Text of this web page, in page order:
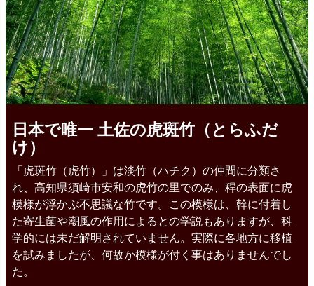
日本で唯一 土佐の虎斑竹（とらふだ
け）
「虎斑竹（虎竹）」は淡竹（ハチク）の仲間に分類さ
れ、高知県須崎市安和の虎竹の里でのみ、稈の表面に虎
模様が浮かぶ不思議な竹です。この模様は、幹に付着し
た寄生菌や潮風の作用によるとの学説もありますが、科
学的には未だ解明されていません。実際に各地方に移植
を試みましたが、何故か模様が付く事はありませんでし
た。